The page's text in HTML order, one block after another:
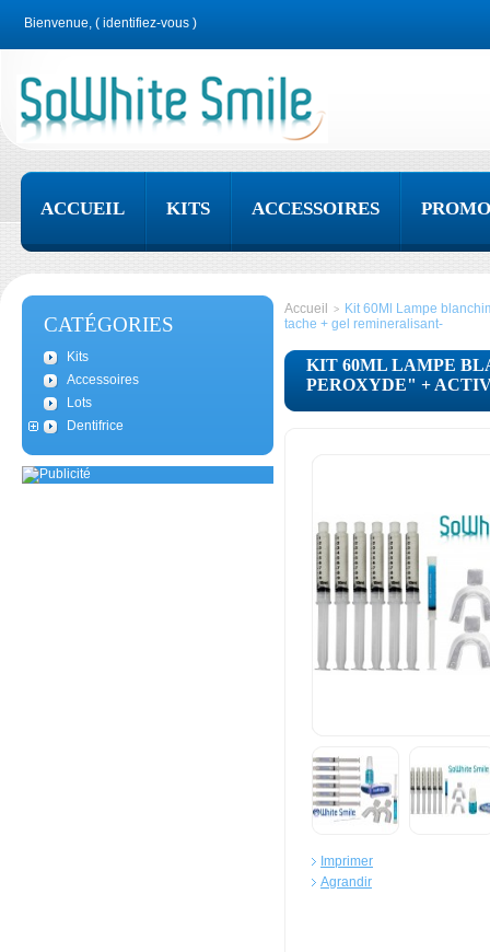
Bienvenue, ( identifiez-vous )
ACCUEIL KITS ACCESSOIRES
CATÉGORIES
Kits
Accessoires
Lots
Dentifrice
Accueil >
Kit 60Ml Lampe
tache + gel remineralisant-
KIT 60ML LAMPE
PEROXYDE" +
Imprimer
Agrandir